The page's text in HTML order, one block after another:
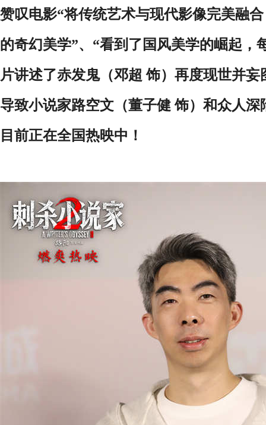
赞叹电影“将传统艺术与现代影像完美融
的奇幻美学”、“看到了国风美学的崛起，
片讲述了赤发鬼（邓超 饰）再度现世并
导致小说家路空文（董子健 饰）和众人
目前正在全国热映中！